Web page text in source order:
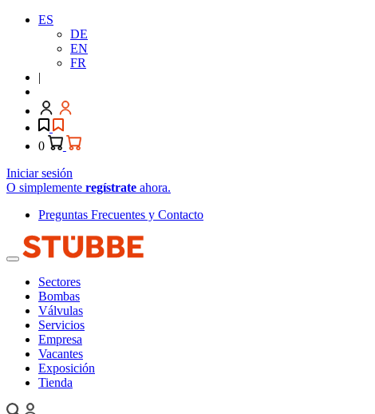
ES
DE
EN
FR
|
0
Iniciar sesión
O simplemente regístrate ahora.
Preguntas Frecuentes y Contacto
Sectores
Bombas
Válvulas
Servicios
Empresa
Vacantes
Exposición
Tienda